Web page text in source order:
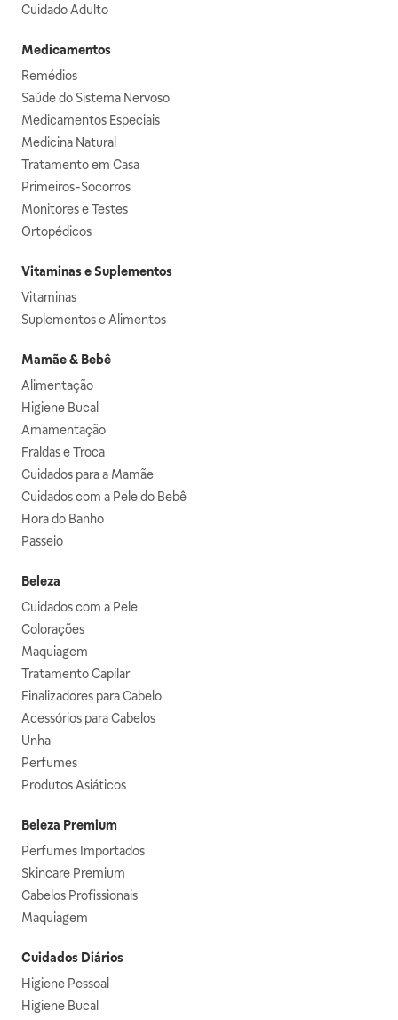
Cuidado Adulto
Medicamentos
Remédios
Saúde do Sistema Nervoso
Medicamentos Especiais
Medicina Natural
Tratamento em Casa
Primeiros-Socorros
Monitores e Testes
Ortopédicos
Vitaminas e Suplementos
Vitaminas
Suplementos e Alimentos
Mamãe & Bebê
Alimentação
Higiene Bucal
Amamentação
Fraldas e Troca
Cuidados para a Mamãe
Cuidados com a Pele do Bebê
Hora do Banho
Passeio
Beleza
Cuidados com a Pele
Colorações
Maquiagem
Tratamento Capilar
Finalizadores para Cabelo
Acessórios para Cabelos
Unha
Perfumes
Produtos Asiáticos
Beleza Premium
Perfumes Importados
Skincare Premium
Cabelos Profissionais
Maquiagem
Cuidados Diários
Higiene Pessoal
Higiene Bucal